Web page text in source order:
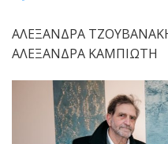
ΑΛΕΞΑΝΔΡΑ
ΑΛΕΞΑΝΔΡΑ ΚΑΜΠΙΩΤΗ